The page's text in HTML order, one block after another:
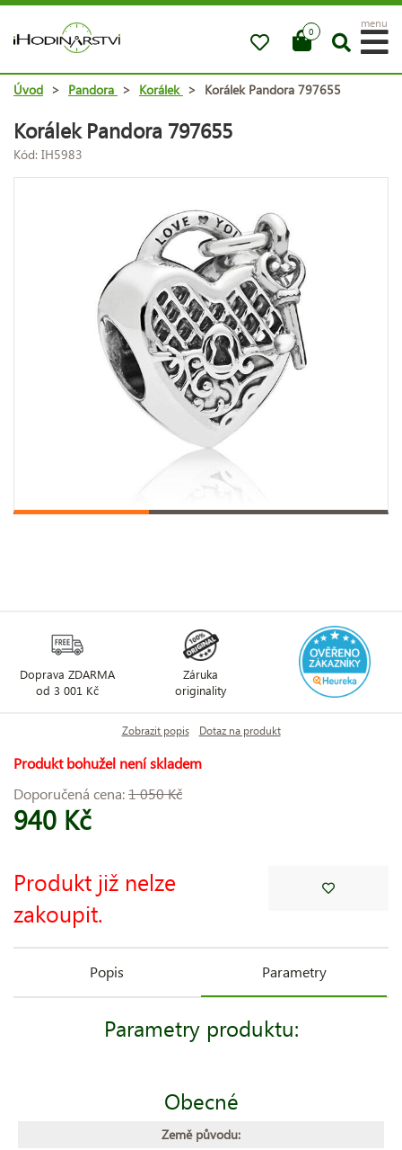
0
menu
Úvod > Pandora > Korálek > Korálek Pandora 797655
Korálek Pandora 797655
Kód: IH5983
Doprava ZDARMA
od 3 001 Kč
Záruka
originality
Zobrazit popis Dotaz na produkt
Produkt bohužel není skladem
Doporučená cena:1 050 Kč
940 Kč
Produkt již nelze
zakoupit.
Popis Parametry
Parametry produktu:
Obecné
Země původu: